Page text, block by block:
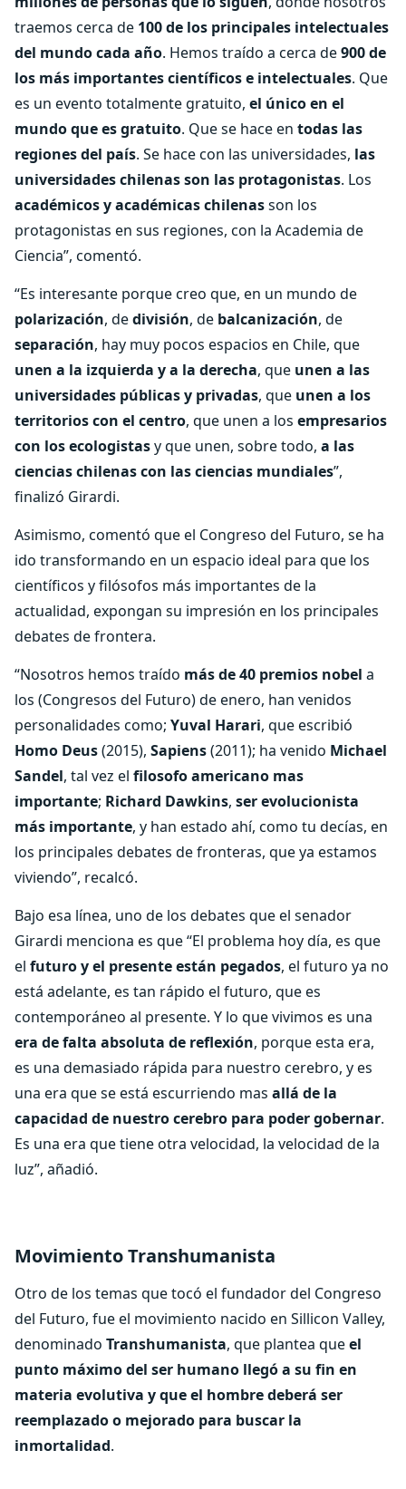
traemos cerca de 100 de los principales intelectuales
del mundo cada año. Hemos traído a cerca de900 de
los más importantes científicos e intelectuales. Que
es un evento totalmente gratuito, el único en el
mundo que es gratuito. Que se hace en todas las
regiones del país. Se hace con las universidades, las
universidades chilenas son las protagonistas. Los
académicos y académicas chilenasson los
protagonistas en sus regiones, con la Academia de
Ciencia”, comentó.
“Es interesante porque creo que, en un mundo de
polarización, dedivisión, de balcanización, de
separación, hay muy pocos espacios en Chile, que
unen a la izquierda y a la derecha, que unen a las
universidades públicas y privadas, que unen a los
territorios con el centro, que unen a los empresarios
con los ecologistasy que unen, sobre todo, a las
ciencias chilenas con las ciencias mundiales”,
finalizó Girardi.
Asimismo, comentó que el Congreso del Futuro, se ha
ido transformando en un espacio ideal para que los
científicos y filósofos más importantes de la
actualidad, expongan su impresión en los principales
debates de frontera.
“Nosotros hemos traído más de 40 premios nobel a
los (Congresos del Futuro) de enero, han venidos
personalidades como; Yuval Harari, que escribió
Homo Deus(2015), Sapiens(2011); ha venido Michael
Sandel, tal vez el filosofo americano mas
importante; Richard Dawkins, ser evolucionista
más importante, y han estado ahí, como tu decías, en
los principales debates de fronteras, que ya estamos
viviendo”, recalcó.
Bajo esa línea, uno de los debates que el senador
Girardi menciona es que “El problema hoy día, es que
el futuro y el presente están pegados, el futuro ya no
está adelante, es tan rápido el futuro, que es
contemporáneo al presente. Y lo que vivimos es una
era de falta absoluta de reflexión, porque esta era,
es una demasiado rápida para nuestro cerebro, y es
una era que se está escurriendo mas allá de la
capacidad de nuestro cerebro para poder gobernar.
Es una era que tiene otra velocidad, la velocidad de la
luz”, añadió.
Movimiento Transhumanista
Otro de los temas que tocó el fundador del Congreso
del Futuro, fue el movimiento nacido en Sillicon Valley,
denominado Transhumanista, que plantea queel
punto máximo del ser humano llegó a su fin en
materia evolutiva y que el hombre deberá ser
reemplazado o mejorado para buscar la
inmortalidad.